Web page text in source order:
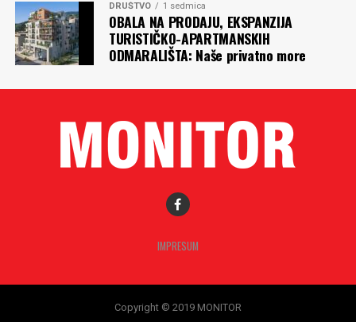
DRUŠTVO 1 sedmica
OBALA NA PRODAJU, EKSPANZIJA
TURISTIČKO-APARTMANSKIH
ODMARALIŠTA: Naše privatno more
IMPRESUM
Copyright © 2019 MONITOR